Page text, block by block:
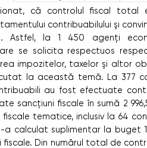
că controlul ﬁscal
contribuabilului şi
Astfel, la 1 450 agenţi
se solicita respectuos
impozitelor, taxelor şi altor
la această temă. La 377
au fost efectuate
sancţiuni ﬁscale în sumă 2
tematice, inclusiv la 64
calculat suplimentar la buget
Din numărul total de